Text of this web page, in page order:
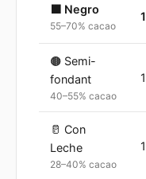
🟫 Negro
55–70% cacao
🟤 Semi-
fondant
40–55% cacao
🥛 Con
Leche
28–40% cacao